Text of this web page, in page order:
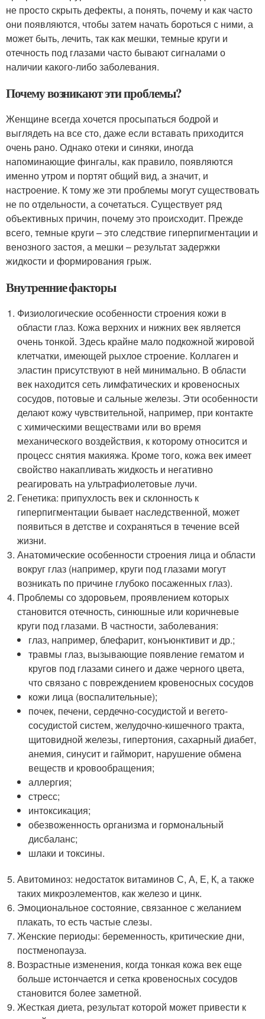
не просто скрыть дефекты, а понять, почему и как часто
они появляются, чтобы затем начать бороться с ними, а
может быть, лечить, так как мешки, темные круги и
отечность под глазами часто бывают сигналами о
наличии какого-либо заболевания.
Почему возникают эти проблемы?
Женщине всегда хочется просыпаться бодрой и
выглядеть на все сто, даже если вставать приходится
очень рано. Однако отеки и синяки, иногда
напоминающие фингалы, как правило, появляются
именно утром и портят общий вид, а значит, и
настроение. К тому же эти проблемы могут существовать
не по отдельности, а сочетаться. Существует ряд
объективных причин, почему это происходит. Прежде
всего, темные круги – это следствие гиперпигментации и
венозного застоя, а мешки – результат задержки
жидкости и формирования грыж.
Внутренние факторы
Физиологические особенности строения кожи в
области глаз. Кожа верхних и нижних век является
очень тонкой. Здесь крайне мало подкожной жировой
клетчатки, имеющей рыхлое строение. Коллаген и
эластин присутствуют в ней минимально. В области
век находится сеть лимфатических и кровеносных
сосудов, потовые и сальные железы. Эти особенности
делают кожу чувствительной, например, при контакте
с химическими веществами или во время
механического воздействия, к которому относится и
процесс снятия макияжа. Кроме того, кожа век имеет
свойство накапливать жидкость и негативно
реагировать на ультрафиолетовые лучи.
Генетика: припухлость век и склонность к
гиперпигментации бывает наследственной, может
появиться в детстве и сохраняться в течение всей
жизни.
Анатомические особенности строения лица и области
вокруг глаз (например, круги под глазами могут
возникать по причине глубоко посаженных глаз).
Проблемы со здоровьем, проявлением которых
становится отечность, синюшные или коричневые
круги под глазами. В частности, заболевания:
глаз, например, блефарит, конъюнктивит и др.;
травмы глаз, вызывающие появление гематом и
кругов под глазами синего и даже черного цвета,
что связано с повреждением кровеносных сосудов
кожи лица (воспалительные);
почек, печени, сердечно-сосудистой и вегето-
сосудистой систем, желудочно-кишечного тракта,
щитовидной железы, гипертония, сахарный диабет,
анемия, синусит и гайморит, нарушение обмена
веществ и кровообращения;
аллергия;
стресс;
интоксикация;
обезвоженность организма и гормональный
дисбаланс;
шлаки и токсины.
Авитоминоз: недостаток витаминов С, А, Е, К, а также
таких микроэлементов, как железо и цинк.
Эмоциональное состояние, связанное с желанием
плакать, то есть частые слезы.
Женские периоды: беременность, критические дни,
постменопауза.
Возрастные изменения, когда тонкая кожа век еще
больше истончается и сетка кровеносных сосудов
становится более заметной.
Жесткая диета, результат которой может привести к